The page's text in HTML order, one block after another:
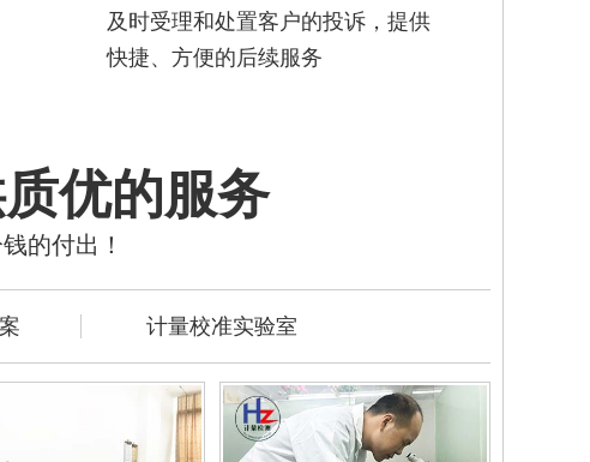
及时受理和处置客户的投诉，提供
快捷、方便的后续服务
优的服务
的付出！
计量校准实验室